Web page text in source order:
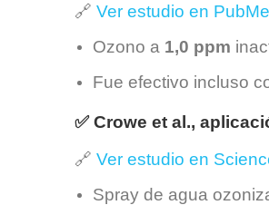
🔗 Ver estudio en
Ozono a 1,0 ppm
Fue efectivo incluso
✅ Crowe et al.,
🔗 Ver estudio en
Spray de agua